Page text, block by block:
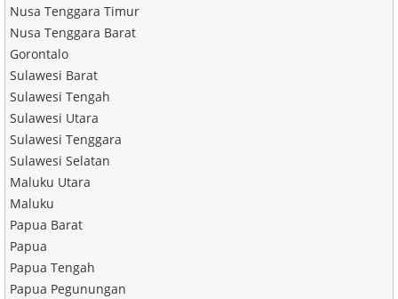
Nusa Tenggara Timur
Nusa Tenggara Barat
Gorontalo
Sulawesi Barat
Sulawesi Tengah
Sulawesi Utara
Sulawesi Tenggara
Sulawesi Selatan
Maluku Utara
Maluku
Papua Barat
Papua
Papua Tengah
Papua Pegunungan